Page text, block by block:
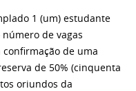
1 (um) estudante
número de vagas
de uma
de 50% (cinquenta
oriundos da